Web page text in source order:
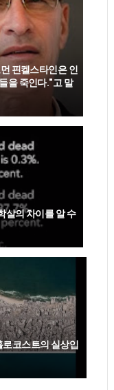
핀켈스타인은 인
을 죽인다."고 말
살의 차이를 알 수
코스트의 실상입